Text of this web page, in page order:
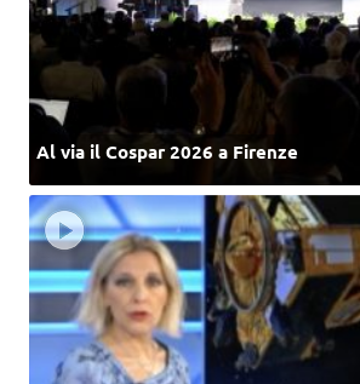
Al via il Cospar 2026 a Firenze